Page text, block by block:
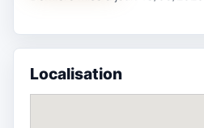
Localisation